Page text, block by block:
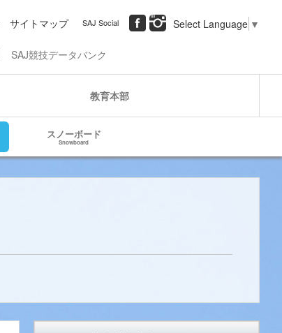
サイトマップ SAJ Social Select Language ▼
SAJ競技データバンク
教育本部
スノーボード
Snowboard